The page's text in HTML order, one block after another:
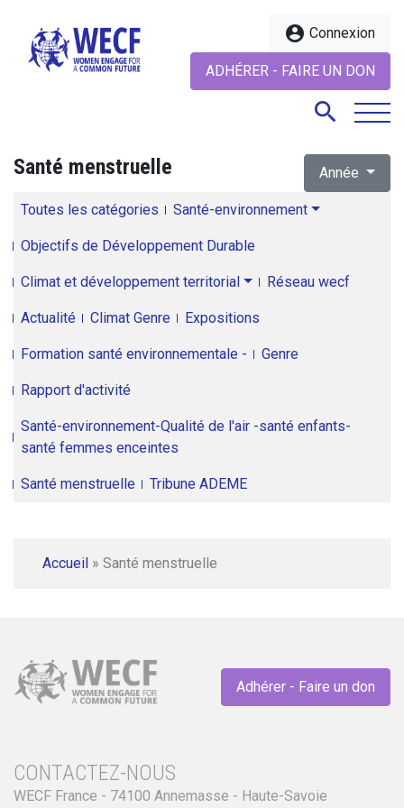
account_circle Connexion
ADHÉRER - FAIRE UN DON
search
Santé menstruelle Année
Toutes les catégories Santé-environnement
Objectifs de Développement Durable
Climat et développement territorial Réseau wecf
Actualité Climat Genre Expositions
Formation santé environnementale - Genre
Rapport d'activité
Santé-environnement-Qualité de l'air -santé enfants-
santé femmes enceintes
Santé menstruelle Tribune ADEME
Accueil » Santé menstruelle
Adhérer - Faire un don
CONTACTEZ-NOUS
WECF France - 74100 Annemasse - Haute-Savoie